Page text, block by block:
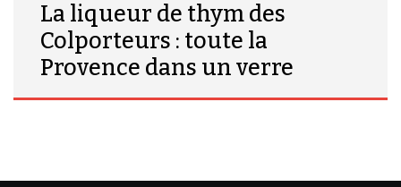
La liqueur de thym des
Colporteurs : toute la
Provence dans un verre